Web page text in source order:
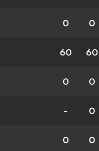
0 0
60 60
0 0
- 0
0 0